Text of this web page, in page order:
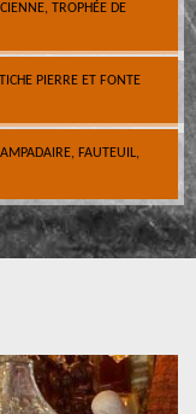
TROPHÉE DE
PIERRE ET FONTE
FAUTEUIL,